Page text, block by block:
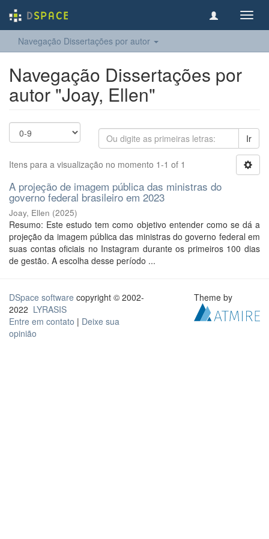
Navegação Dissertações por autor
Navegação Dissertações por
autor "Joay, Ellen"
Ir
Itens para a visualização no momento 1-1 of 1
A projeção de imagem pública das ministras do
governo federal brasileiro em 2023
Joay, Ellen (2025)
Resumo: Este estudo tem como objetivo entender como se dá a
projeção da imagem pública das ministras do governo federal em
suas contas oficiais no Instagram durante os primeiros 100 dias
de gestão. A escolha desse período ...
DSpace software copyright © 2002-
2022 LYRASIS
Entre em contato | Deixe sua
opinião
Theme by